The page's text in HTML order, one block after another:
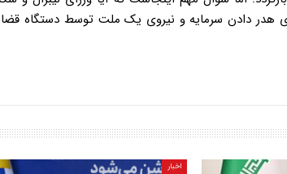
هدر دادن سرمایه و نیروی یک ملت توسط دستگاه
اخبار